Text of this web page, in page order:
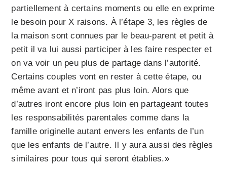
partiellement à certains moments ou elle en exprime
le besoin pour X raisons. À l’étape 3, les règles de
la maison sont connues par le beau-parent et petit à
petit il va lui aussi participer à les faire respecter et
on va voir un peu plus de partage dans l’autorité.
Certains couples vont en rester à cette étape, ou
même avant et n’iront pas plus loin. Alors que
d’autres iront encore plus loin en partageant toutes
les responsabilités parentales comme dans la
famille originelle autant envers les enfants de l’un
que les enfants de l’autre. Il y aura aussi des règles
similaires pour tous qui seront établies.»